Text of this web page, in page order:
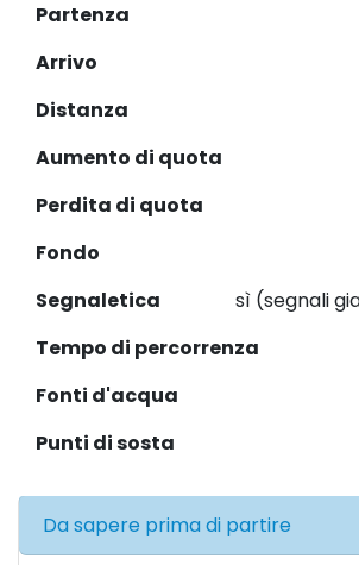
Partenza
Arrivo
Distanza
Aumento di quota
Perdita di quota
Fondo
Segnaletica
sì (segnali
Tempo di percorrenza
Fonti d'acqua
Punti di sosta
Da sapere prima di partire